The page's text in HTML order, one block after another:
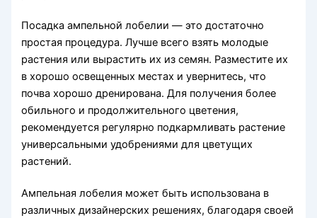
Посадка ампельной лобелии — это достаточно
простая процедура. Лучше всего взять молодые
растения или вырастить их из семян. Разместите их
в хорошо освещенных местах и увернитесь, что
почва хорошо дренирована. Для получения более
обильного и продолжительного цветения,
рекомендуется регулярно подкармливать растение
универсальными удобрениями для цветущих
растений.
Ампельная лобелия может быть использована в
различных дизайнерских решениях, благодаря своей